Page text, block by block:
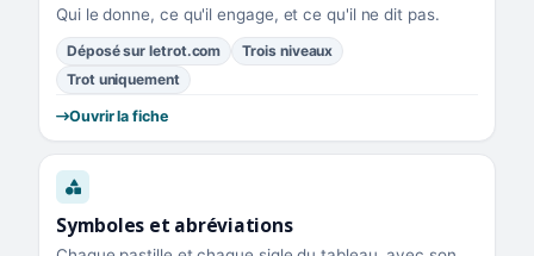
Qui le donne, ce qu'il engage, et ce qu'il ne dit pas.
Déposé sur letrot.com
Trois niveaux
Trot uniquement
Ouvrir la fiche
Symboles et abréviations